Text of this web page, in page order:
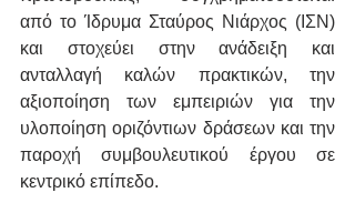
από το Ίδρυμα Σταύρος Νιάρχος (ΙΣΝ)
και στοχεύει στην ανάδειξη και
ανταλλαγή καλών πρακτικών, την
αξιοποίηση των εμπειριών για την
υλοποίηση οριζόντιων δράσεων και την
παροχή συμβουλευτικού έργου σε
κεντρικό επίπεδο.